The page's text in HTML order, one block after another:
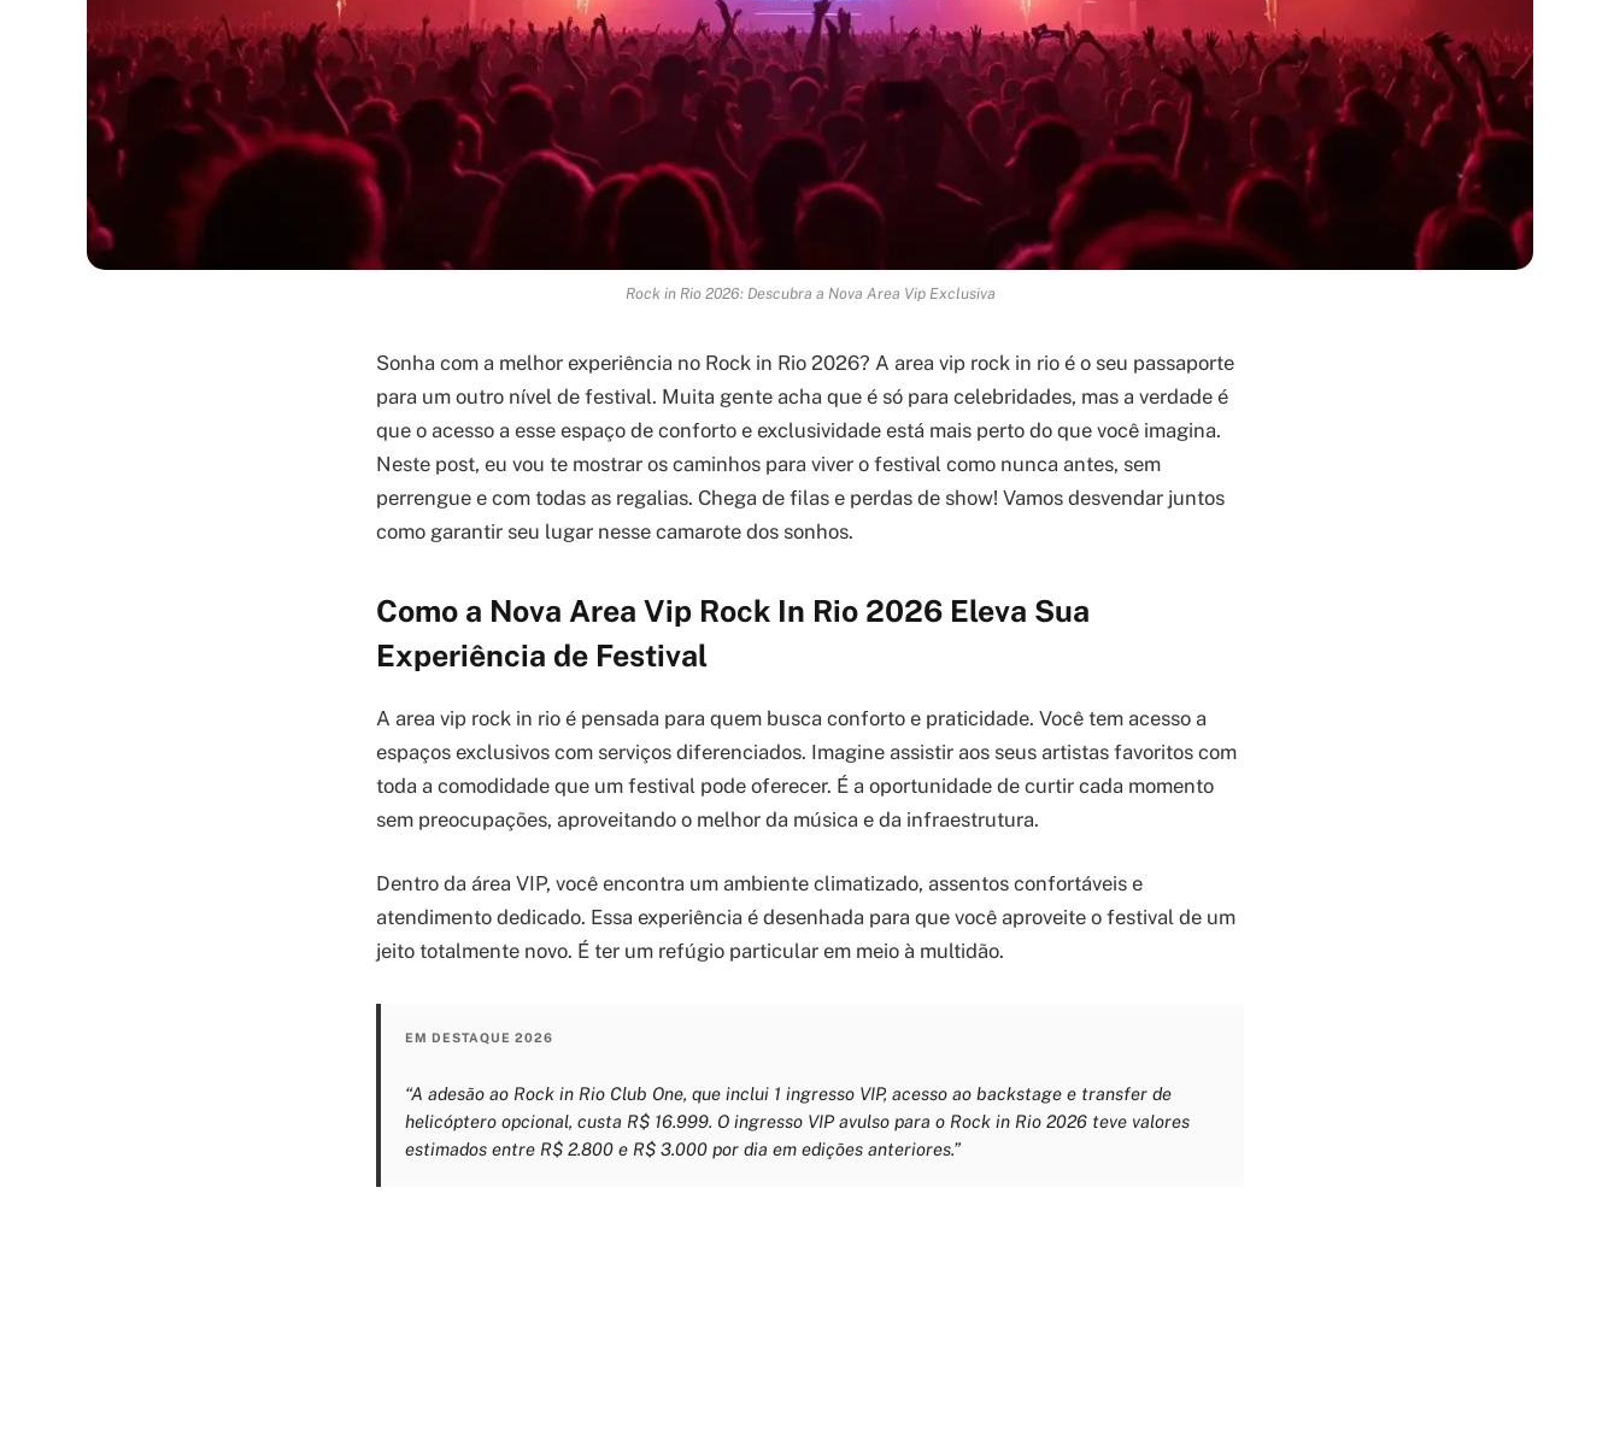
Rock in Rio 2026: Descubra a Nova Area Vip Exclusiva
Sonha com a melhor experiência no Rock in Rio 2026? A area vip rock in rio é o seu passaporte
para um outro nível de festival. Muita gente acha que é só para celebridades, mas a verdade é
que o acesso a esse espaço de conforto e exclusividade está mais perto do que você imagina.
Neste post, eu vou te mostrar os caminhos para viver o festival como nunca antes, sem
perrengue e com todas as regalias. Chega de filas e perdas de show! Vamos desvendar juntos
como garantir seu lugar nesse camarote dos sonhos.
Como a Nova Area Vip Rock In Rio 2026 Eleva Sua
Experiência de Festival
A area vip rock in rio é pensada para quem busca conforto e praticidade. Você tem acesso a
espaços exclusivos com serviços diferenciados. Imagine assistir aos seus artistas favoritos com
toda a comodidade que um festival pode oferecer. É a oportunidade de curtir cada momento
sem preocupações, aproveitando o melhor da música e da infraestrutura.
Dentro da área VIP, você encontra um ambiente climatizado, assentos confortáveis e
atendimento dedicado. Essa experiência é desenhada para que você aproveite o festival de um
jeito totalmente novo. É ter um refúgio particular em meio à multidão.
EM DESTAQUE 2026
“A adesão ao Rock in Rio Club One, que inclui 1 ingresso VIP, acesso ao backstage e transfer de
helicóptero opcional, custa R$ 16.999. O ingresso VIP avulso para o Rock in Rio 2026 teve valores
estimados entre R$ 2.800 e R$ 3.000 por dia em edições anteriores.”